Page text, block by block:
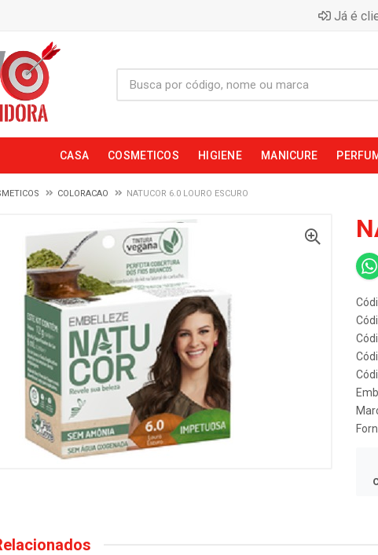
Já é
CASA COSMETICOS HIGIENE MANICURE
COLORACAO NATUCOR 6.0 LOURO ESCURO